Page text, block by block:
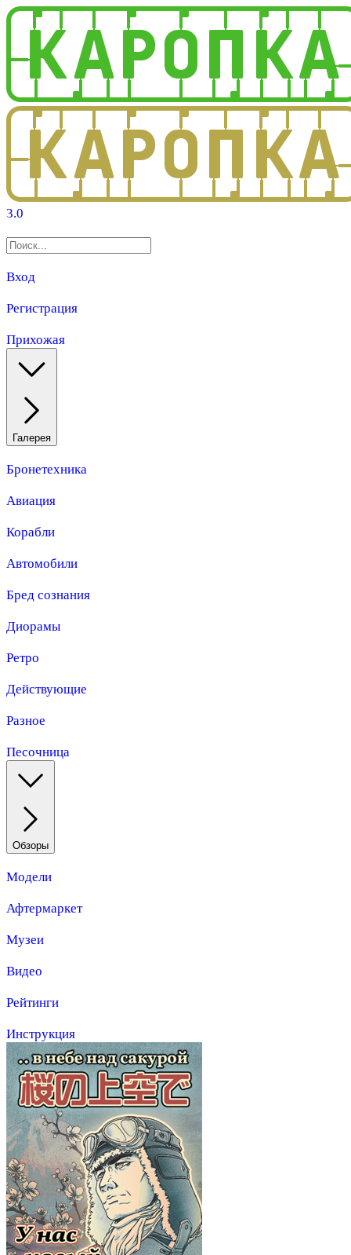
3.0
Вход
Регистрация
Прихожая
Галерея
Бронетехника
Авиация
Корабли
Автомобили
Бред сознания
Диорамы
Ретро
Действующие
Разное
Песочница
Обзоры
Модели
Афтермаркет
Музеи
Видео
Рейтинги
Инструкция